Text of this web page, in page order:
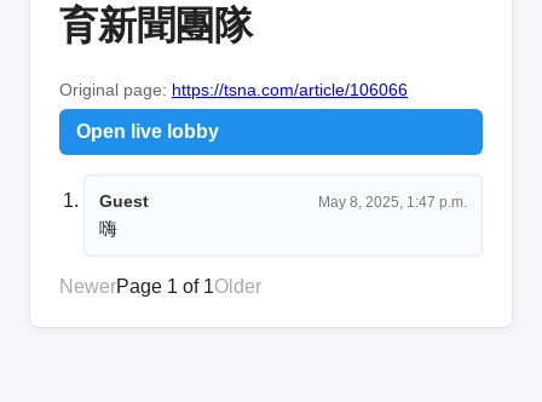
育新聞團隊
Original page: https://tsna.com/article/106066
Open live lobby
Guest May 8, 2025, 1:47 p.m.
嗨
NewerPage 1 of 1Older